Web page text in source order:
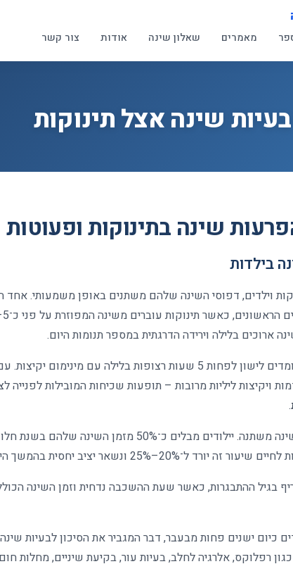
מאמרים שאלון שינה אודות צור קשר
בעיות שינה אצל תינוקות
שינה בתינוקות ופעוטות
בילדות
וילדים, דפוסי השינה שלהם משתנים באופן משמעותי. אחד
ארוכים בלילה וירידה הדרגתית במספר תנומות היום.
במהלך תהליך זה, רוב התינוקות לומדים לישון לפחות 5 שעות רצופות בלילה עם
ויקיצות ליליות מרובות – תופעות שכיחות המובילות לפנייה
.
מבלים כ־50% מזמן השינה שלהם בשנת חלום
ונשאר יציב יחסית בהמשך הילדות
בגיל ההתבגרות, כאשר שעת ההשכבה נדחית וזמן השינה
כיום ישנים פחות מבעבר, דבר המגביר את הסיכון לבעיות
כגון רפלוקס, אלרגיה לחלב, בעיות עור, בקיעת שיניים, מחלות